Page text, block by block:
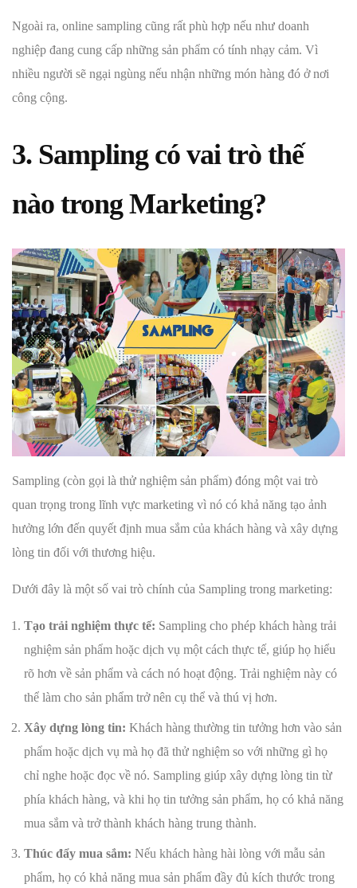
Ngoài ra, online sampling cũng rất phù hợp nếu như doanh
nghiệp đang cung cấp những sản phẩm có tính nhạy cảm. Vì
nhiều người sẽ ngại ngùng nếu nhận những món hàng đó ở nơi
công cộng.
3. Sampling có vai trò thế
nào trong Marketing?
Sampling (còn gọi là thử nghiệm sản phẩm) đóng một vai trò
quan trọng trong lĩnh vực marketing vì nó có khả năng tạo ảnh
hưởng lớn đến quyết định mua sắm của khách hàng và xây dựng
lòng tin đối với thương hiệu.
Dưới đây là một số vai trò chính của Sampling trong marketing:
Tạo trải nghiệm thực tế: Sampling cho phép khách hàng trải
nghiệm sản phẩm hoặc dịch vụ một cách thực tế, giúp họ hiểu
rõ hơn về sản phẩm và cách nó hoạt động. Trải nghiệm này có
thể làm cho sản phẩm trở nên cụ thể và thú vị hơn.
Xây dựng lòng tin: Khách hàng thường tin tưởng hơn vào sản
phẩm hoặc dịch vụ mà họ đã thử nghiệm so với những gì họ
chỉ nghe hoặc đọc về nó. Sampling giúp xây dựng lòng tin từ
phía khách hàng, và khi họ tin tưởng sản phẩm, họ có khả năng
mua sắm và trở thành khách hàng trung thành.
Thúc đẩy mua sắm: Nếu khách hàng hài lòng với mẫu sản
phẩm, họ có khả năng mua sản phẩm đầy đủ kích thước trong